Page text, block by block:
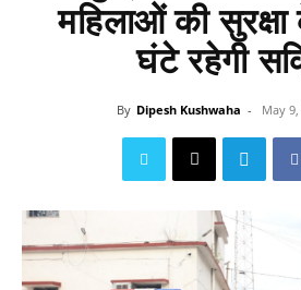
महिलाओं की
घंटे रहेगी
By Dipesh Kushwaha - May